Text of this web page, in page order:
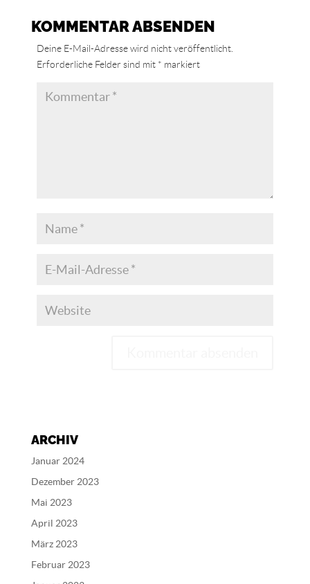
KOMMENTAR ABSENDEN
Deine E-Mail-Adresse wird nicht veröffentlicht.
Erforderliche Felder sind mit * markiert
r
n
i
v
ARCHIV
Januar 2024
Dezember 2023
Mai 2023
April 2023
März 2023
Februar 2023